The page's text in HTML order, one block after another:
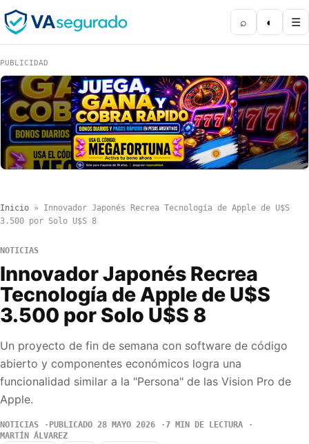
⌕ ◐ ☰
PUBLICIDAD
Inicio » Innovador Japonés Recrea Tecnología de Apple de U$S
3.500 por Solo U$S 8
NOTICIAS
Innovador Japonés Recrea
Tecnología de Apple de U$S
3.500 por Solo U$S 8
Un proyecto de fin de semana con software de código
abierto y componentes económicos logra una
funcionalidad similar a la "Persona" de las Vision Pro de
Apple.
NOTICIAS PUBLICADO 28 MAYO 2026
7 MIN DE LECTURA
MARTÍN ÁLVAREZ